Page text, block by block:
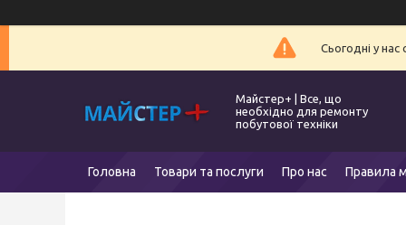
Сьогодні у
Майстер+ | Все, що
необхідно для ремонту
побутової техніки
Головна Товари та послуги Про нас Правила